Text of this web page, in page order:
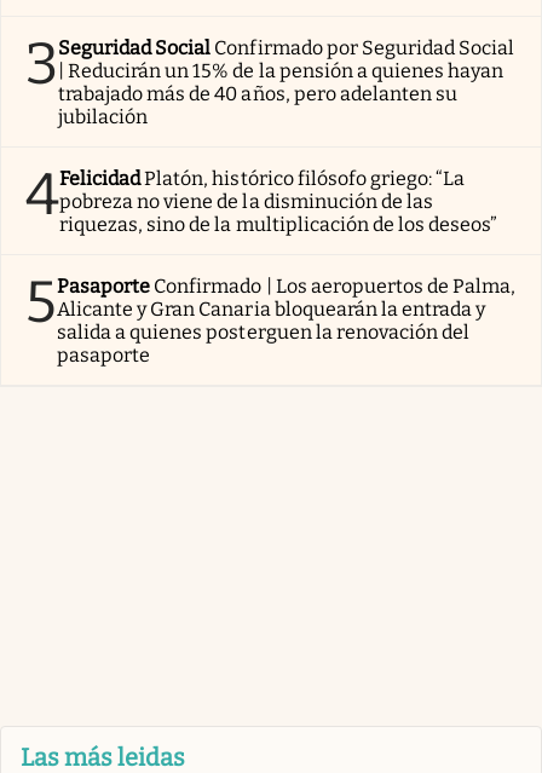
3Seguridad Social Confirmado por Seguridad Social
| Reducirán un 15% de la pensión a quienes hayan
trabajado más de 40 años, pero adelanten su
jubilación
4FelicidadPlatón, histórico filósofo griego: “La
pobreza no viene de la disminución de las
riquezas, sino de la multiplicación de los deseos”
5Pasaporte Confirmado | Los aeropuertos de Palma,
Alicante y Gran Canaria bloquearán la entrada y
salida a quienes posterguen la renovación del
pasaporte
Las más leidas